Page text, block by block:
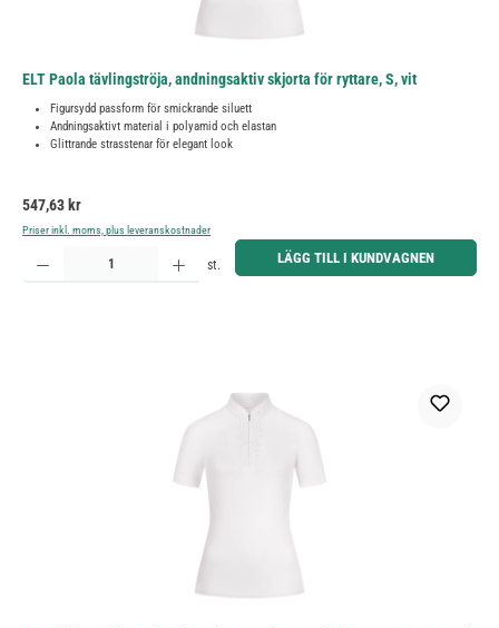
ELT Paola tävlingströja, andningsaktiv skjorta för ryttare, S, vit
Figursydd passform för smickrande siluett
Andningsaktivt material i polyamid och elastan
Glittrande strasstenar för elegant look
Ordinarie pris:
547,63 kr
Priser inkl. moms, plus leveranskostnader
Produktkvantitet: Ange önskat belopp eller använd knapparna för att öka eller minska kvantiteten.
st. LÄGG TILL I KUNDVAGNEN